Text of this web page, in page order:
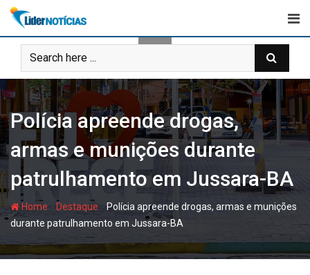
Skip
content
Polícia apreende drogas,
armas e munições durante
patrulhamento em Jussara-BA
Home - Destaque - Polícia apreende drogas, armas e munições
durante patrulhamento em Jussara-BA